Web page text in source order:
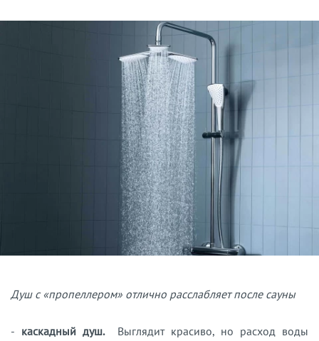
Душ с «пропеллером» отлично расслабляет после сауны
- каскадный душ.Выглядит красиво, но расход воды